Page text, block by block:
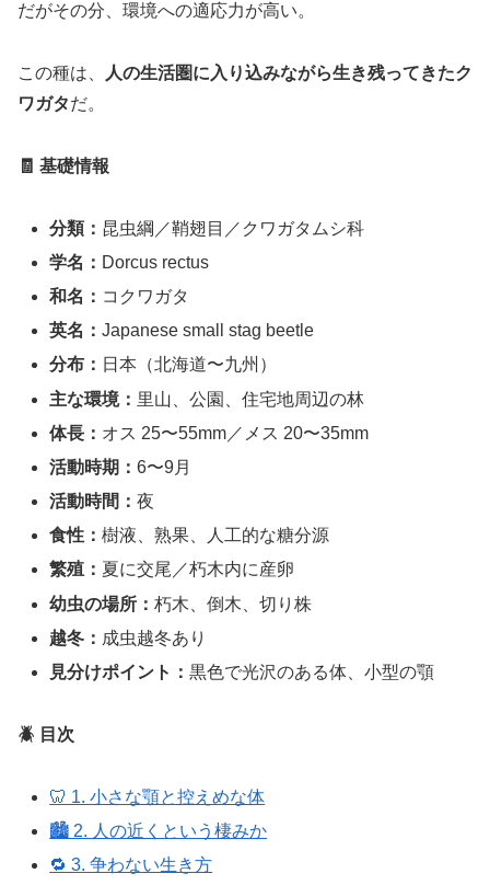
だがその分、環境への適応力が高い。
この種は、
人の生活圏に入り込みながら生き残ってきたク
ワガタだ。
🧾 基礎情報
分類： 昆虫綱／鞘翅目／クワガタムシ科
学名： Dorcus rectus
和名： コクワガタ
英名：Japanese small stag beetle
分布： 日本（北海道〜九州）
主な環境： 里山、公園、住宅地周辺の林
体長： オス 25〜55mm／メス 20〜35mm
活動時期：6〜9月
活動時間：夜
食性：樹液、熟果、人工的な糖分源
繁殖： 夏に交尾／朽木内に産卵
幼虫の場所：朽木、倒木、切り株
越冬： 成虫越冬あり
見分けポイント：黒色で光沢のある体、小型の顎
🪲 目次
🦷 1. 小さな顎と控えめな体
🏙️ 2. 人の近くという棲みか
🔁 3. 争わない生き方